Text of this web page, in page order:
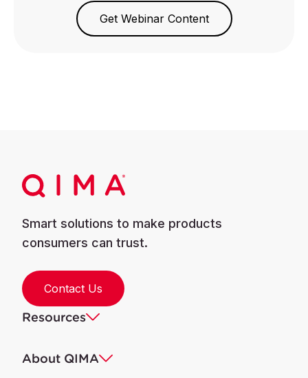
Get Webinar Content
Smart solutions to make products
consumers can trust.
Contact Us
Resources
About QIMA